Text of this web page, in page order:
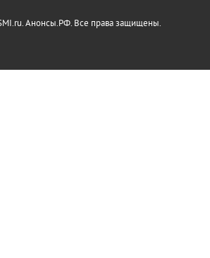
Анонсы.РФ. Все права защищены.